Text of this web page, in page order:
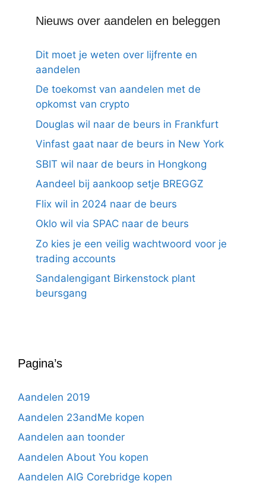
Nieuws over aandelen en beleggen
Dit moet je weten over lijfrente en
aandelen
De toekomst van aandelen met de
opkomst van crypto
Douglas wil naar de beurs in Frankfurt
Vinfast gaat naar de beurs in New York
SBIT wil naar de beurs in Hongkong
Aandeel bij aankoop setje BREGGZ
Flix wil in 2024 naar de beurs
Oklo wil via SPAC naar de beurs
Zo kies je een veilig wachtwoord voor je
trading accounts
Sandalengigant Birkenstock plant
beursgang
Pagina’s
Aandelen 2019
Aandelen 23andMe kopen
Aandelen aan toonder
Aandelen About You kopen
Aandelen AIG Corebridge kopen